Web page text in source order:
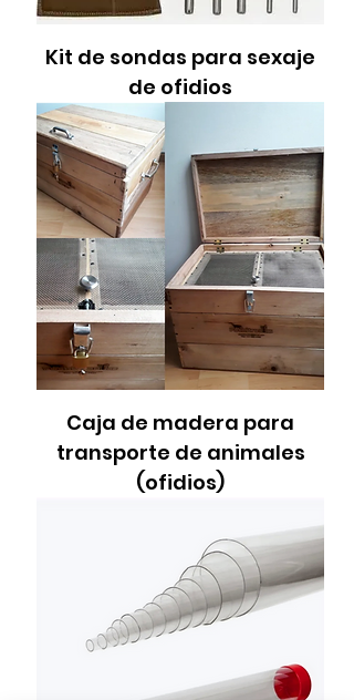
Kit de sondas para sexaje
de ofidios
Caja de madera para
transporte de animales
(ofidios)